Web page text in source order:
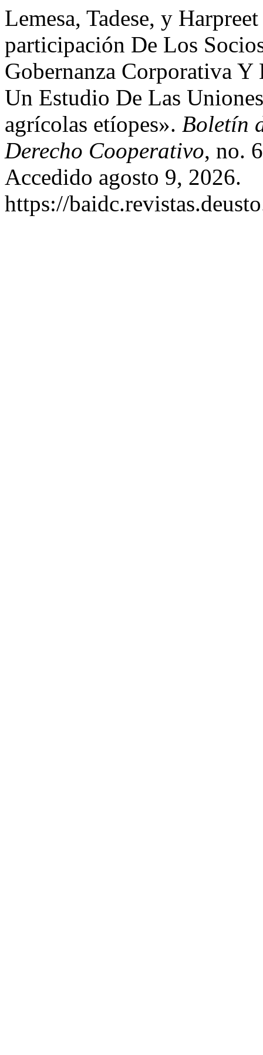
Lemesa, Tadese, y
participación De Los
Gobernanza Corporativa
Un Estudio De Las
agrícolas etíopes». Boletín
Derecho Cooperativo, no.
Accedido agosto 9, 2026.
https://